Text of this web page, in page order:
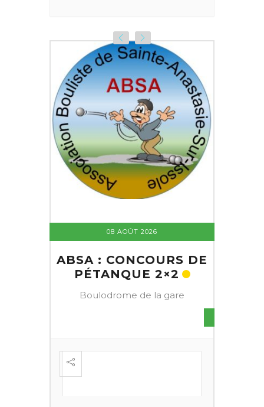
08 AOÛT 2026
ABSA : CONCOURS DE
PÉTANQUE 2×2
Boulodrome de la gare